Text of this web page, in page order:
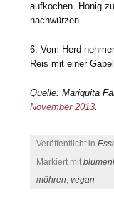
aufkochen. Honig
nachwürzen.
6. Vom Herd
Reis mit einer
Quelle: Mariquita
November 2013.
Veröffentlicht in
Markiert mit
möhren ,vegan